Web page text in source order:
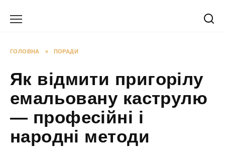
ГОЛОВНА » ПОРАДИ
Як відмити пригорілу
емальовану каструлю
— професійні і
народні методи